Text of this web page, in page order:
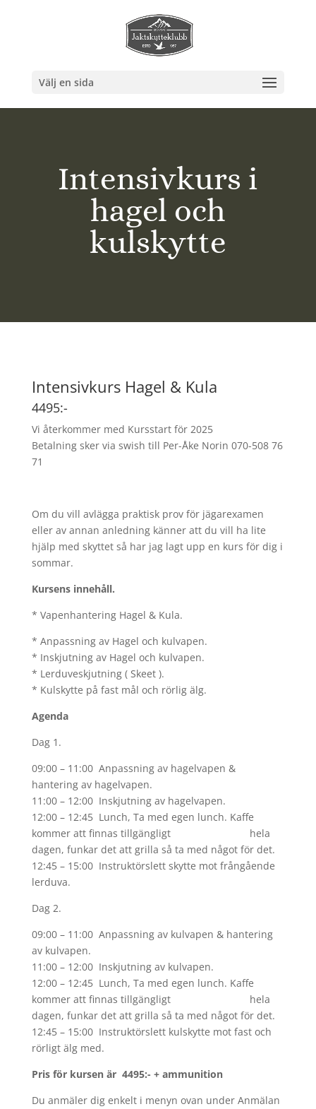
Välj en sida
Intensivkurs i
hagel och
kulskytte
Intensivkurs Hagel & Kula
4495:-
Vi återkommer med Kursstart för 2025
Betalning sker via swish till Per-Åke Norin 070-508 76
71
Om du vill avlägga praktisk prov för jägarexamen
eller av annan anledning känner att du vill ha lite
hjälp med skyttet så har jag lagt upp en kurs för dig i
sommar.
Kursens innehåll.
* Vapenhantering Hagel & Kula.
* Anpassning av Hagel och kulvapen.
* Inskjutning av Hagel och kulvapen.
* Lerduveskjutning ( Skeet ).
* Kulskytte på fast mål och rörlig älg.
Agenda
Dag 1.
09:00 – 11:00 Anpassning av hagelvapen &
hantering av hagelvapen.
11:00 – 12:00 Inskjutning av hagelvapen.
12:00 – 12:45 Lunch, Ta med egen lunch. Kaffe
kommer att finnas tillgängligt hela
dagen, funkar det att grilla så ta med något för det.
12:45 – 15:00 Instruktörslett skytte mot frångående
lerduva.
Dag 2.
09:00 – 11:00 Anpassning av kulvapen & hantering
av kulvapen.
11:00 – 12:00 Inskjutning av kulvapen.
12:00 – 12:45 Lunch, Ta med egen lunch. Kaffe
kommer att finnas tillgängligt hela
dagen, funkar det att grilla så ta med något för det.
12:45 – 15:00 Instruktörslett kulskytte mot fast och
rörligt älg med.
Pris för kursen är 4495:- + ammunition
Du anmäler dig enkelt i menyn ovan under Anmälan